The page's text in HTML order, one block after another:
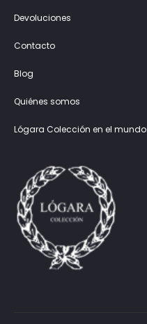
Devoluciones
Contacto
Blog
Quiénes somos
Lógara Colección en el mundo